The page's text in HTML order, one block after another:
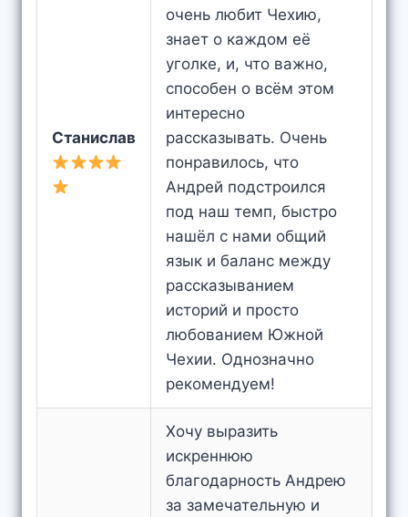
Станислав
очень любит Чехию,
знает о каждом её
уголке, и, что важно,
способен о всём этом
интересно
рассказывать. Очень
понравилось, что
Андрей подстроился
под наш темп, быстро
нашёл с нами общий
язык и баланс между
рассказыванием
историй и просто
любованием Южной
Чехии. Однозначно
рекомендуем!
Хочу выразить
искреннюю
благодарность Андрею
за замечательную и